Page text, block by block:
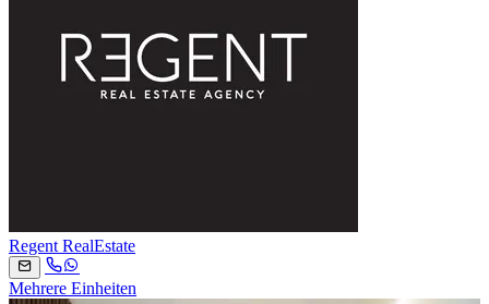
Regent RealEstate
Mehrere Einheiten